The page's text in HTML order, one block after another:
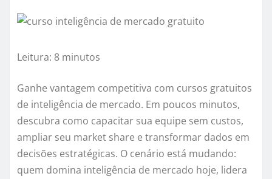
Leitura: 8 minutos
Ganhe vantagem competitiva com cursos gratuitos
de inteligência de mercado. Em poucos minutos,
descubra como capacitar sua equipe sem custos,
ampliar seu market share e transformar dados em
decisões estratégicas. O cenário está mudando:
quem domina inteligência de mercado hoje, lidera